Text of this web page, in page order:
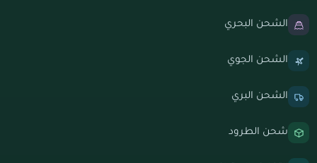
الشحن البحري
الشحن الجوي
الشحن البري
شحن الطرود